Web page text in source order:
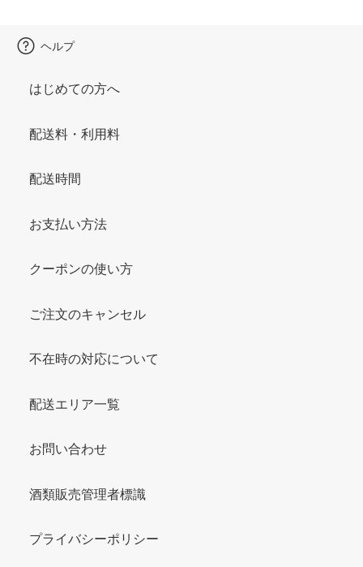
ヘルプ
はじめての方へ
配送料・利用料
配送時間
お支払い方法
クーポンの使い方
ご注文のキャンセル
不在時の対応について
配送エリア一覧
お問い合わせ
酒類販売管理者標識
プライバシーポリシー